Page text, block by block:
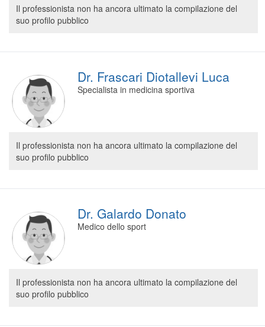
Il professionista non ha ancora ultimato la compilazione del
suo profilo pubblico
Dr. Frascari Diotallevi Luca
Specialista in medicina sportiva
Il professionista non ha ancora ultimato la compilazione del
suo profilo pubblico
Dr. Galardo Donato
Medico dello sport
Il professionista non ha ancora ultimato la compilazione del
suo profilo pubblico